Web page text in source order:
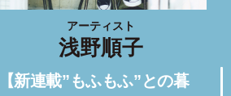
アーティスト
浅野順子
【新連載”もふもふ”との暮